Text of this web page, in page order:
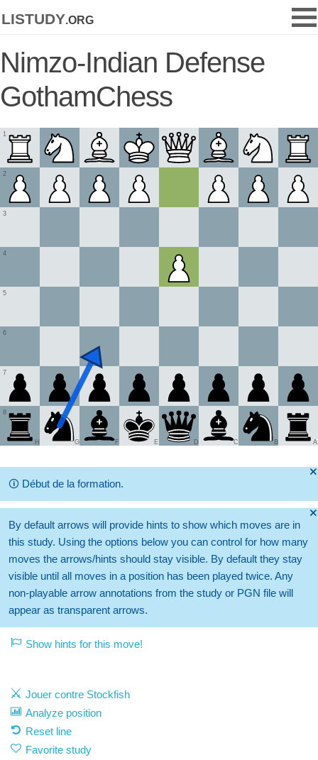
listudy.org
Nimzo-Indian Defense
GothamChess
1
2
3
4
5
6
7
8
A
B
C
D
E
F
G
H
🞫
🛈 Début de la formation.
🞫
By default arrows will provide hints to show which moves are in
this study. Using the options below you can control for how many
moves the arrows/hints should stay visible. By default they stay
visible until all moves in a position has been played twice. Any
non-playable arrow annotations from the study or PGN file will
appear as transparent arrows.
Show hints for this move!
Jouer contre Stockfish
Analyze position
Reset line
Favorite study